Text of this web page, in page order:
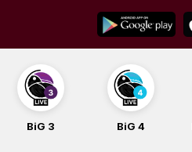
content
BiG 3 BiG 4